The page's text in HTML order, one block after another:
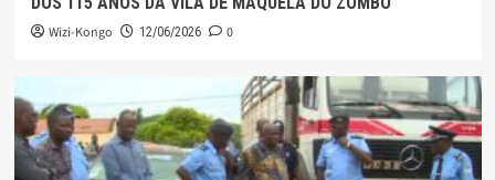
Wizi-Kongo 12/06/2026 0